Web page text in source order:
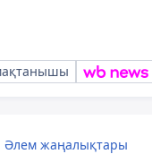
Әлем жаңалықтары